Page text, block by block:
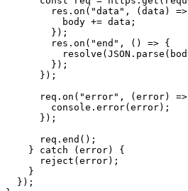
Authorization: `Bearer
const req =
res.on("data", (data) =>
        });
        res.on("end", () => {
      });
req.on("error", (error) =>
        console.error(error);
      });